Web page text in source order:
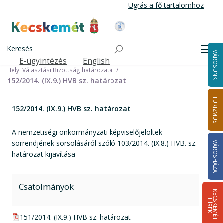
tartalomra
Ugrás a fő tartalomhoz
Kecskemét Város Honlapja
Keresés
Felső navigáció
E-ügyintézés English VÁROSUNK
TURIZMUS
VÁROSHÁZA
K
E
C
S
K
E
M
É
T
I
HÍ
R
E
K
Választási információk
Helyi önkormányzati képviselők és polgármester választás 2014
Helyi Választási Bizottság ülései, határozatai
Helyi Választási Bizottság határozatai
152/2014. (IX.9.) HVB sz. határozat
152/2014. (IX.9.) HVB sz. határozat
A nemzetiségi önkormányzati képviselőjelöltek
sorrendjének sorsolásáról szóló 103/2014. (IX.8.) HVB. sz.
határozat kijavítása
Csatolmányok
pdf csatolmány:
151/2014. (IX.9.) HVB sz. határozat